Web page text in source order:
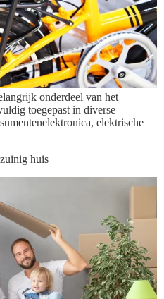
onderdeel van het
toegepast in diverse
elektrische
huis